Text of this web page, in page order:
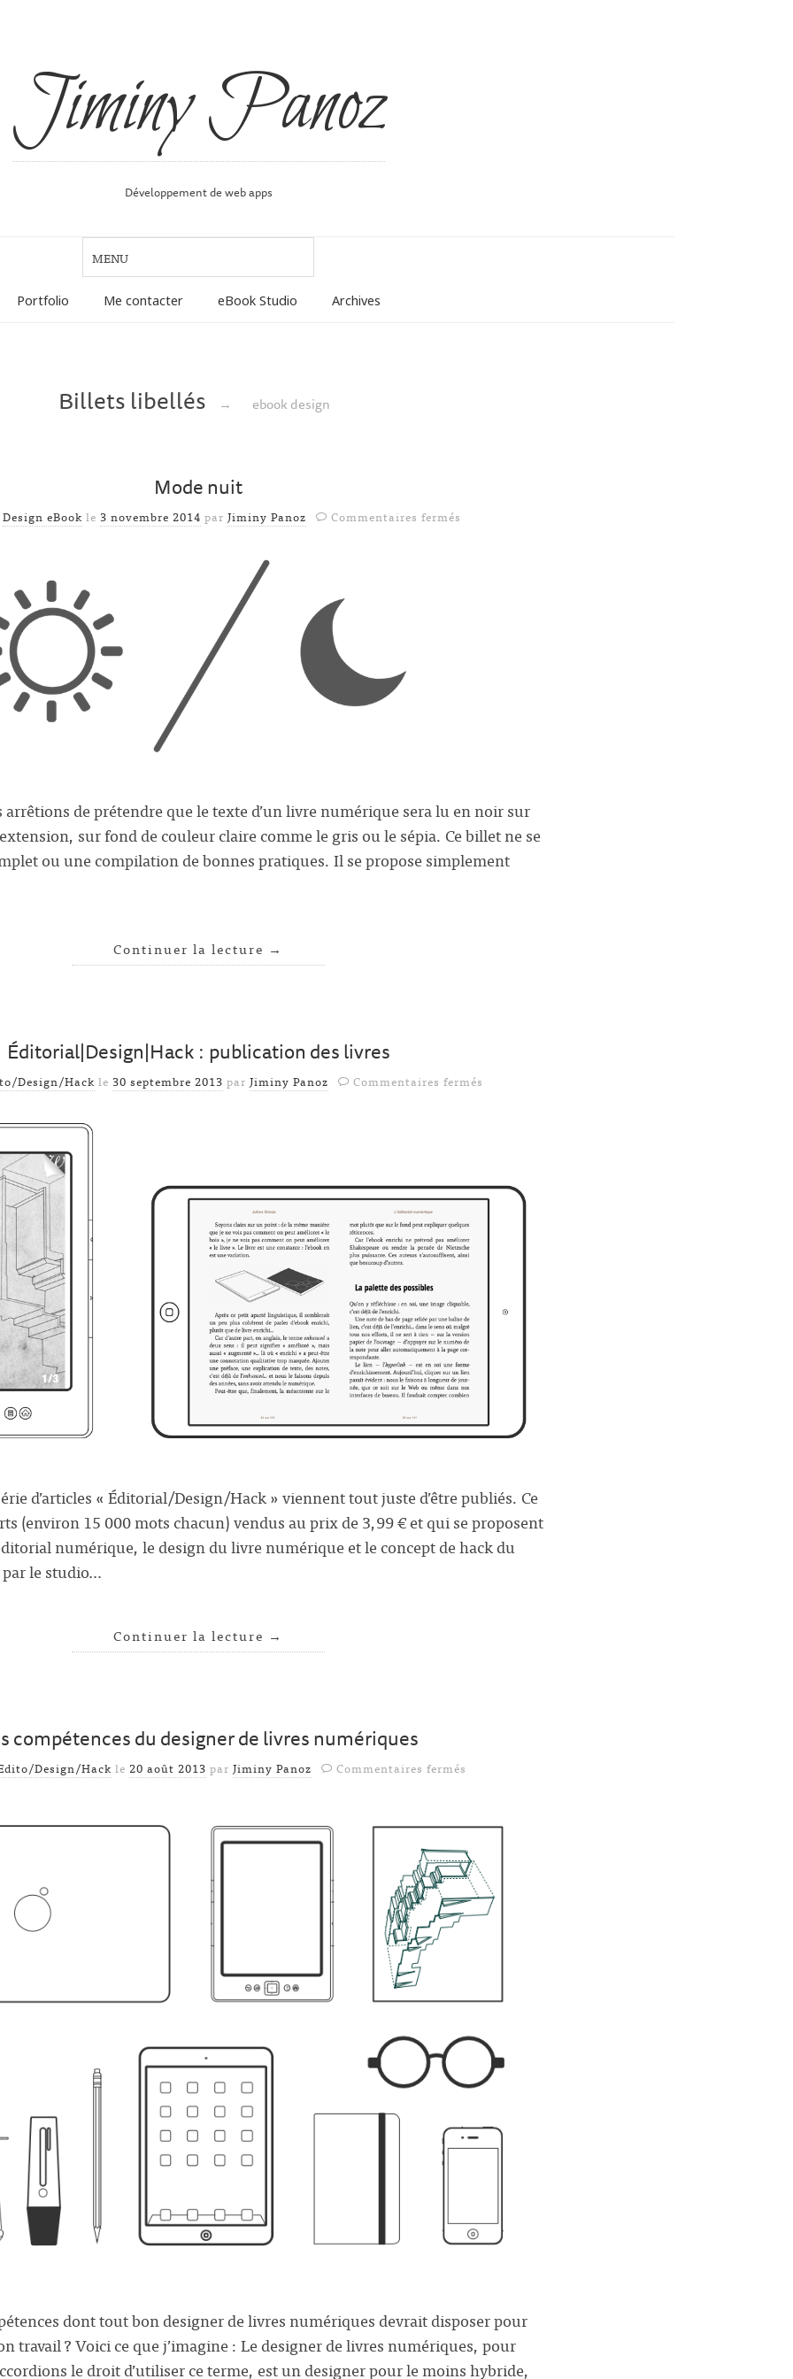
Jiminy Panoz
Développement de web apps
Portfolio Me contacter eBook Studio Archives
Billets libellés → ebook design
Mode nuit
Design eBook le 3 novembre 2014 par Jiminy Panoz Commentaires fermés
de prétendre que le texte d’un livre numérique sera lu en noir sur
sur fond de couleur claire comme le gris ou le sépia. Ce billet ne se
ou une compilation de bonnes pratiques. Il se propose simplement
Continuer la lecture →
Éditorial|Design|Hack : publication des livres
Design/Hack le 30 septembre 2013 par Jiminy Panoz Commentaires fermés
d’articles « Éditorial/Design/Hack » viennent tout juste d’être publiés. Ce
(environ 15 000 mots chacun) vendus au prix de 3,99 € et qui se proposent
numérique, le design du livre numérique et le concept de hack du
le studio…
Continuer la lecture →
compétences du designer de livres numériques
Design/Hack le 20 août 2013 par Jiminy Panoz Commentaires fermés
dont tout bon designer de livres numériques devrait disposer pour
travail ? Voici ce que j’imagine : Le designer de livres numériques, pour
le droit d’utiliser ce terme, est un designer pour le moins hybride,